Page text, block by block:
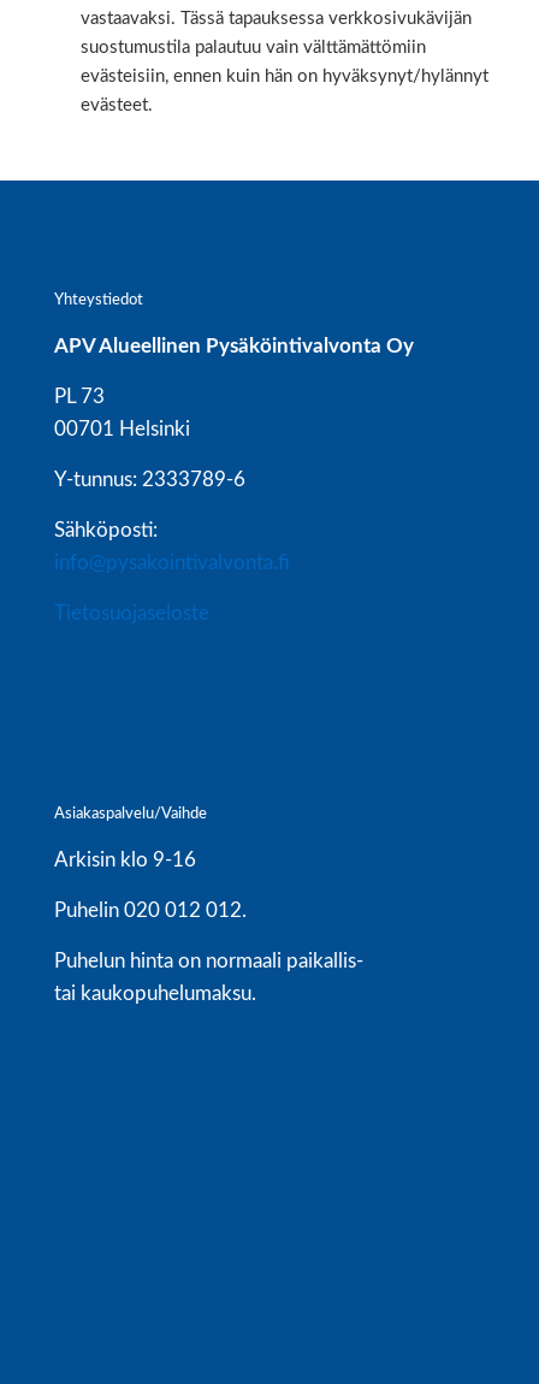
vastaavaksi. Tässä tapauksessa verkkosivukävijän
suostumustila palautuu vain välttämättömiin
evästeisiin, ennen kuin hän on hyväksynyt/hylännyt
evästeet.
Yhteystiedot
APV Alueellinen Pysäköintivalvonta Oy
PL 73
00701 Helsinki
Y-tunnus: 2333789-6
Sähköposti:
info@pysakointivalvonta.fi
Tietosuojaseloste
Asiakaspalvelu/Vaihde
Arkisin klo 9-16
Puhelin 020 012 012.
Puhelun hinta on normaali paikallis-
tai kaukopuhelumaksu.